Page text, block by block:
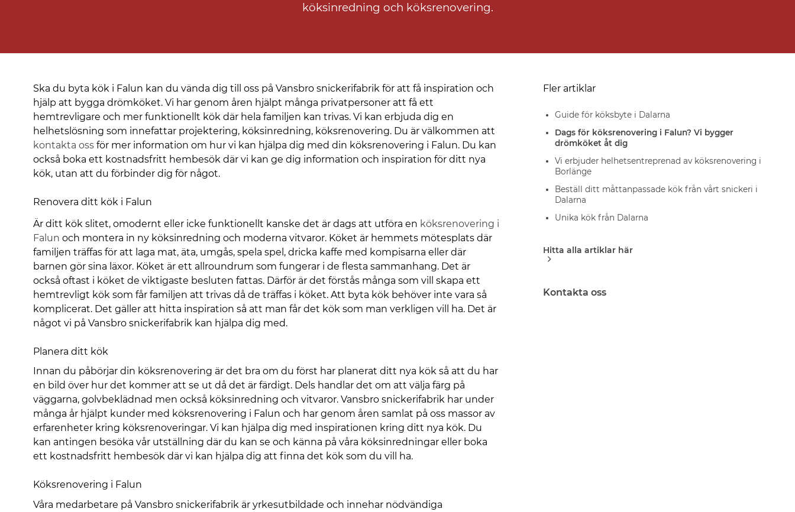
köksinredning och köksrenovering.
Ska du byta kök i Falun kan du vända dig till oss på Vansbro snickerifabrik för att få inspiration och
hjälp att bygga drömköket. Vi har genom åren hjälpt många privatpersoner att få ett
hemtrevligare och mer funktionellt kök där hela familjen kan trivas. Vi kan erbjuda dig en
helhetslösning som innefattar projektering, köksinredning, köksrenovering. Du är välkommen att
kontakta oss för mer information om hur vi kan hjälpa dig med din köksrenovering i Falun. Du kan
också boka ett kostnadsfritt hembesök där vi kan ge dig information och inspiration för ditt nya
kök, utan att du förbinder dig för något.
Renovera ditt kök i Falun
Är ditt kök slitet, omodernt eller icke funktionellt kanske det är dags att utföra en köksrenovering i
Falun och montera in ny köksinredning och moderna vitvaror. Köket är hemmets mötesplats där
familjen träffas för att laga mat, äta, umgås, spela spel, dricka kaffe med kompisarna eller där
barnen gör sina läxor. Köket är ett allroundrum som fungerar i de flesta sammanhang. Det är
också oftast i köket de viktigaste besluten fattas. Därför är det förstås många som vill skapa ett
hemtrevligt kök som får familjen att trivas då de träffas i köket. Att byta kök behöver inte vara så
komplicerat. Det gäller att hitta inspiration så att man får det kök som man verkligen vill ha. Det är
något vi på Vansbro snickerifabrik kan hjälpa dig med.
Planera ditt kök
Innan du påbörjar din köksrenovering är det bra om du först har planerat ditt nya kök så att du har
en bild över hur det kommer att se ut då det är färdigt. Dels handlar det om att välja färg på
väggarna, golvbeklädnad men också köksinredning och vitvaror. Vansbro snickerifabrik har under
många år hjälpt kunder med köksrenovering i Falun och har genom åren samlat på oss massor av
erfarenheter kring köksrenoveringar. Vi kan hjälpa dig med inspirationen kring ditt nya kök. Du
kan antingen besöka vår utställning där du kan se och känna på våra köksinredningar eller boka
ett kostnadsfritt hembesök där vi kan hjälpa dig att finna det kök som du vill ha.
Köksrenovering i Falun
Våra medarbetare på Vansbro snickerifabrik är yrkesutbildade och innehar nödvändiga
Fler artiklar
Guide för köksbyte i Dalarna
Dags för köksrenovering i Falun? Vi bygger
drömköket åt dig
Vi erbjuder helhetsentreprenad av köksrenovering i
Borlänge
Beställ ditt måttanpassade kök från vårt snickeri i
Dalarna
Unika kök från Dalarna
Hitta alla artiklar här
Kontakta oss